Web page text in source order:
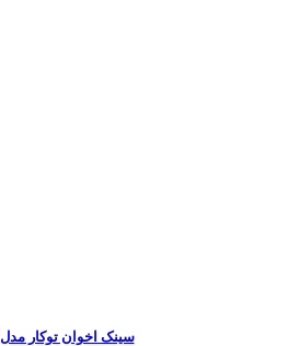
سینک اخوان توکار مدل 600